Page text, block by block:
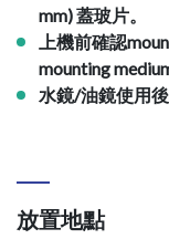
mm) 蓋玻片。
上機前確認
mounting
水鏡/油鏡使用
放置地點